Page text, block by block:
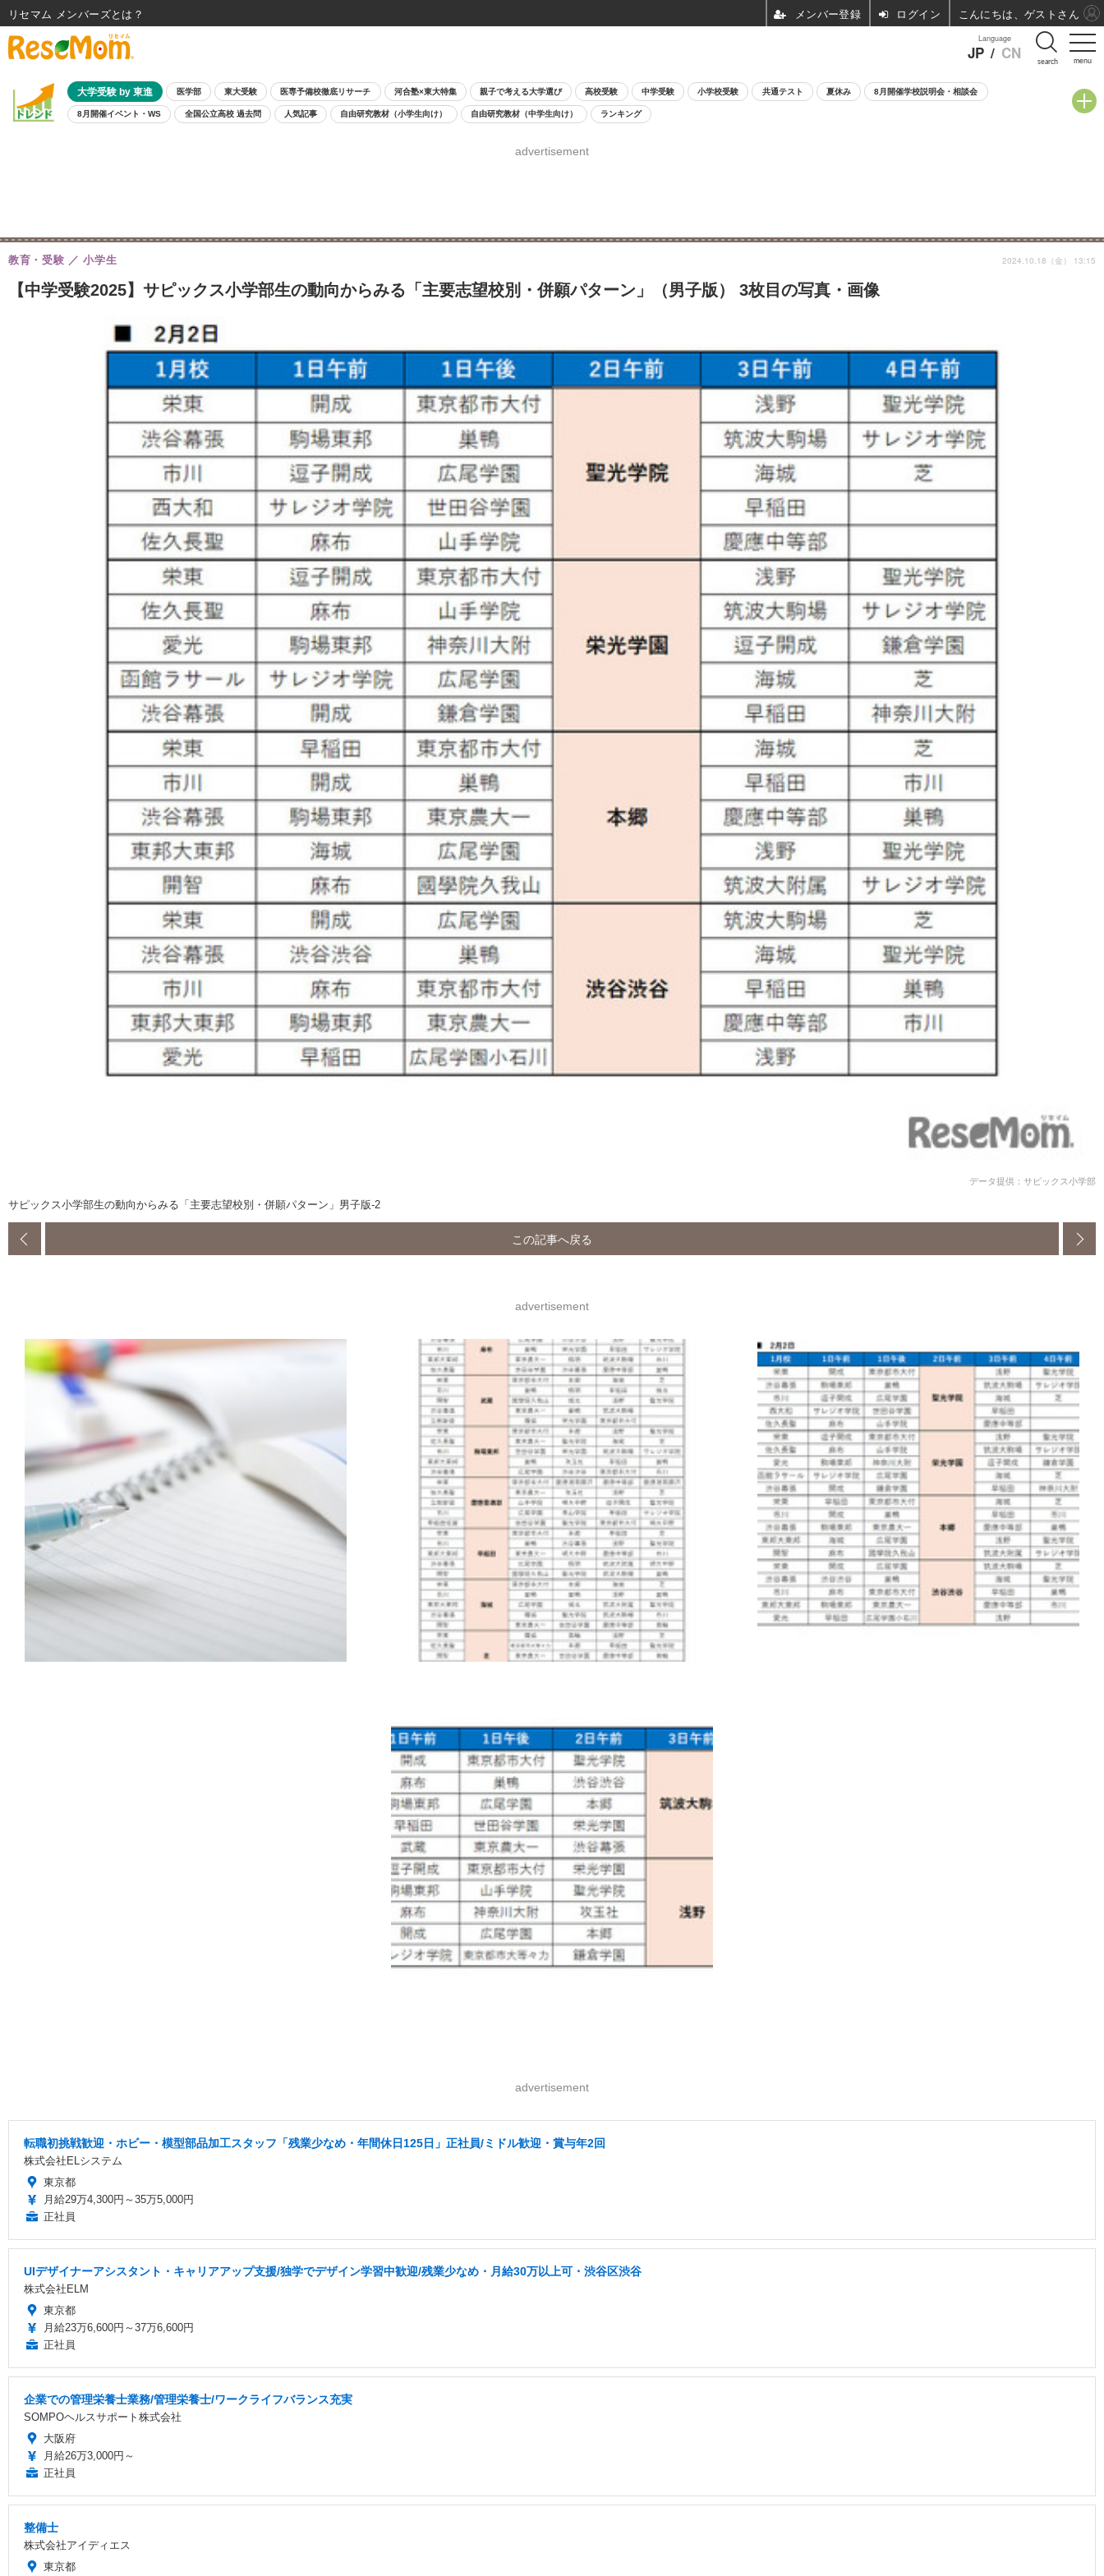
menu
Language
JP / CN search
大学受験 by 東進 医学部 東大受験 医専予備校徹底リサーチ 河合塾×東大特集 親子で考える大学選び 高校受験 中学受験 小学校受験 共通テスト 夏休み 8月開催学校説明会・相談会
8月開催イベント・WS 全国公立高校 過去問 人気記事 自由研究教材（小学生向け） 自由研究教材（中学生向け） ランキング
advertisement
【中学受験2025】サピックス小学部生の動向からみる「主要志望校別・併願パターン」（男子版） 3枚目の写真・画像
教育・受験 小学生 2024.10.18（金） 13:15
データ提供：サピックス小学部
サピックス小学部生の動向からみる「主要志望校別・併願パターン」男子版-2
この記事へ戻る
advertisement
advertisement
転職初挑戦歓迎・ホビー・模型部品加工スタッフ「残業少なめ・年間休日125日」正社員/ミドル歓迎・賞与年2回
株式会社ELシステム
東京都
月給29万4,300円～35万5,000円
正社員
UIデザイナーアシスタント・キャリアアップ支援/独学でデザイン学習中歓迎/残業少なめ・月給30万以上可・渋谷区渋谷
株式会社ELM
東京都
月給23万6,600円～37万6,600円
正社員
企業での管理栄養士業務/管理栄養士/ワークライフバランス充実
SOMPOヘルスサポート株式会社
大阪府
月給26万3,000円～
正社員
整備士
株式会社アイディエス
東京都
リセマム メンバーズ ログイン こんにちは、ゲストさん